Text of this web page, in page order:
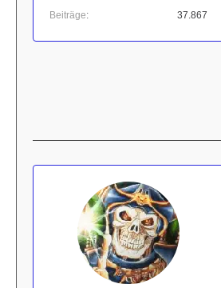
Beiträge 37.867